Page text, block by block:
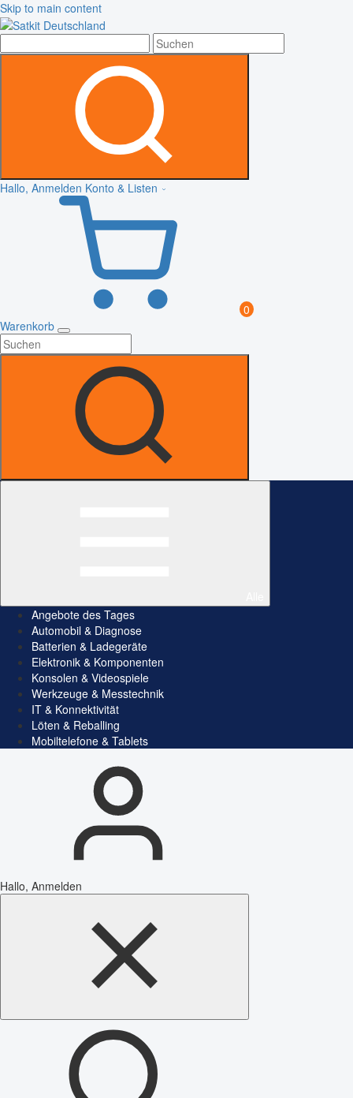
Skip to main content
Hallo, Anmelden Konto & Listen
0
Warenkorb
Angebote des Tages
Automobil & Diagnose
Batterien & Ladegeräte
Elektronik & Komponenten
Konsolen & Videospiele
Werkzeuge & Messtechnik
IT & Konnektivität
Löten & Reballing
Mobiltelefone & Tablets
Hallo, Anmelden